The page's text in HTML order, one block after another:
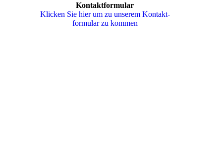
Kontaktformular
Klicken Sie hier um zu unserem Kon­takt­
for­mu­lar zu kommen